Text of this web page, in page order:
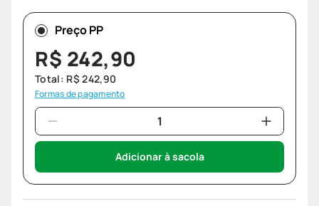
Preço PP
R$ 242,90
Total: R$ 242,90
Formas de pagamento
Adicionar à sacola